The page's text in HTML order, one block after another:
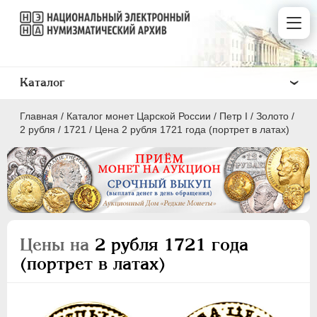
Главная / Каталог монет Царской России / Пeтр I / Золото /
2 рубля / 1721 / Цена 2 рубля 1721 года (портрет в латах)
Цены на 2 рубля 1721 года
(портрет в латах)
Каталог
ПEТР I 1699 - 1725
2 червонца
1 червонец